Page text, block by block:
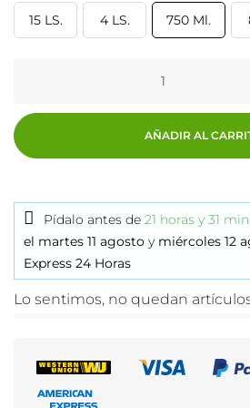
15 LS.
4 LS. 750 Ml.
AÑADIR AL
Pídalo antes de 21 horas y 31
el martes 11 agosto y miércoles 12
Express 24 Horas
Lo sentimos, no quedan